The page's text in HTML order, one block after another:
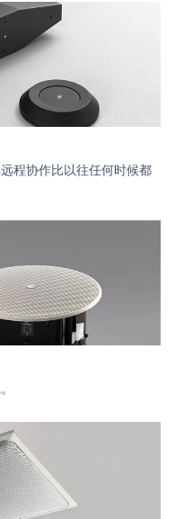
程协作比以往任何时候都